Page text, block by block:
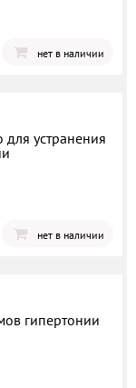
нет в наличии
для устранения
нет в наличии
гипертонии